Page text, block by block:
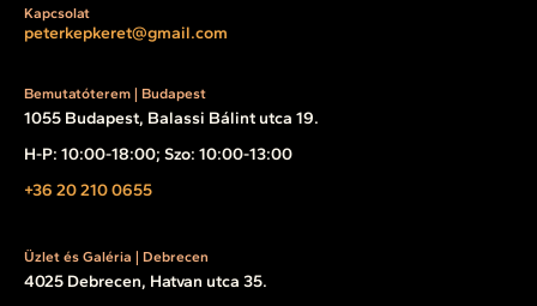
Kapcsolat
peterkepkeret@gmail.com
Bemutatóterem | Budapest
1055 Budapest, Balassi Bálint utca 19.
H-P: 10:00-18:00; Szo: 10:00-13:00
+36 20 210 0655
Üzlet és Galéria | Debrecen
4025 Debrecen, Hatvan utca 35.